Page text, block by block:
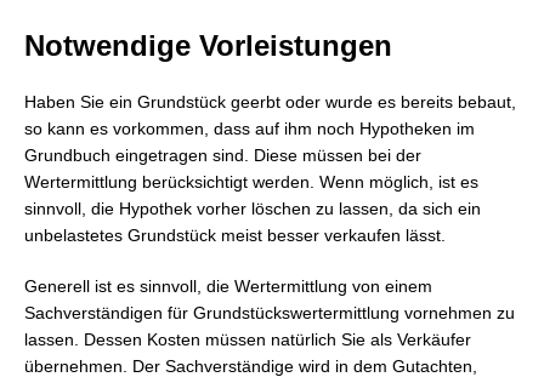
Notwendige Vorleistungen
Haben Sie ein Grundstück geerbt oder wurde es bereits bebaut,
so kann es vorkommen, dass auf ihm noch Hypotheken im
Grundbuch eingetragen sind. Diese müssen bei der
Wertermittlung berücksichtigt werden. Wenn möglich, ist es
sinnvoll, die Hypothek vorher löschen zu lassen, da sich ein
unbelastetes Grundstück meist besser verkaufen lässt.
Generell ist es sinnvoll, die Wertermittlung von einem
Sachverständigen für Grundstückswertermittlung vornehmen zu
lassen. Dessen Kosten müssen natürlich Sie als Verkäufer
übernehmen. Der Sachverständige wird in dem Gutachten,